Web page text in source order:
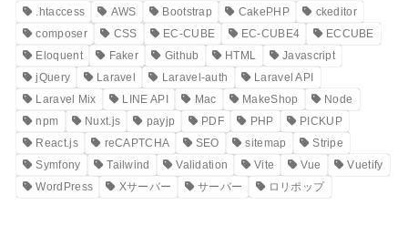
.htaccess AWS Bootstrap CakePHP
ckeditor
composer
CSS EC-CUBE EC-CUBE4
ECCUBE
Eloquent
Faker Github HTML
Javascript
jQuery
Laravel Laravel-auth
Laravel API
Laravel Mix
LINE API Mac MakeShop
Node
npm
Nuxt.js payjp PDF PHP
PICKUP
React.js
reCAPTCHA SEO sitemap
Stripe
Symfony
Tailwind Validation Vite Vue
Vuetify
WordPress
Xサーバー サーバー ロリポップ